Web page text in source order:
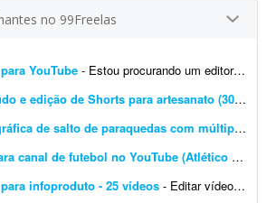
no 99Freelas
YouTube - Estou procurando um editor de vídeo para editar vídeos longos para YouTube. A edição não precisa ser muito sofisticada. Procuro algo simples, dinâmico e ag...
Criação de conteúdo e edição de Shorts para artesanato (30 vídeos/mês)
Edição cinematográfica de salto de paraquedas com múltiplas câmeras
Editor iniciante para canal de futebol no YouTube (Atlético Mineiro)
infoproduto - 25 vídeos - Editar vídeos para o meu infoproduto/curso online. Deve saber manusear os principais editores de vídeo. - Produção e edição de 25 vídeos. - Experi&...